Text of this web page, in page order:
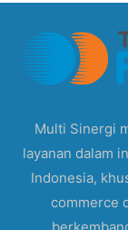
Multi Sinergi
layanan dalam
Indonesia,
commerce